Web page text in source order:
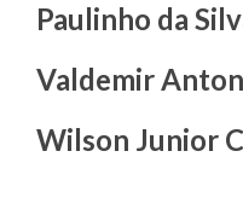
Paulinho da
Valdemir
Wilson Junior